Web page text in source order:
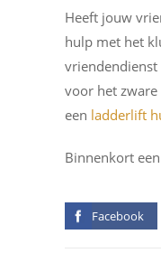
Heeft jouw
hulp met het
vriendendienst
voor het
een ladderlift
Binnenkort
Facebook